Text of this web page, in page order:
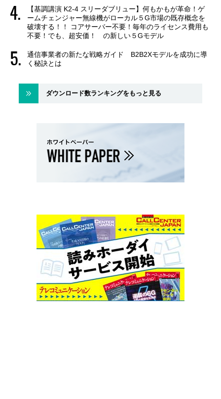
【基調講演 K2-4 スリーダブリュー】何もかもが革命！ゲ
ームチェンジャー無線機がローカル５G市場の既存概念を
破壊する！！ コアサーバー不要！毎年のライセンス費用も
不要！でも、超安価！ の新しい５Gモデル
通信事業者の新たな戦略ガイド B2B2Xモデルを成功に導
く秘訣とは
ダウンロード数ランキングをもっと見る